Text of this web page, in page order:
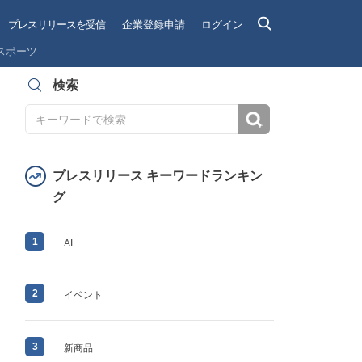
プレスリリースを受信 企業登録申請 ログイン
ポーツ
検索
プレスリリース キーワードランキン
グ
1 AI
2 イベント
3 新商品